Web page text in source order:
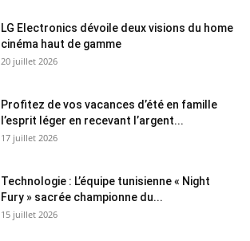
LG Electronics dévoile deux visions du home
cinéma haut de gamme
20 juillet 2026
Profitez de vos vacances d’été en famille
l’esprit léger en recevant l’argent...
17 juillet 2026
Technologie : L’équipe tunisienne « Night
Fury » sacrée championne du...
15 juillet 2026